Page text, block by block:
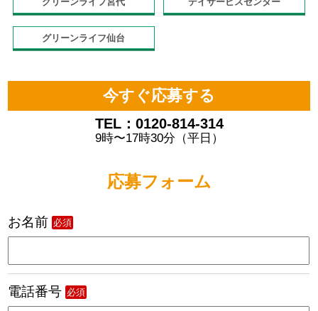
グリーンライフ仙台
今すぐ応募する
TEL：0120-814-314
9時〜17時30分（平日）
応募フォーム
お名前 必須
電話番号 必須